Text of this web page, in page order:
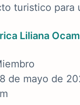
turistico para
Liliana
de mayo de